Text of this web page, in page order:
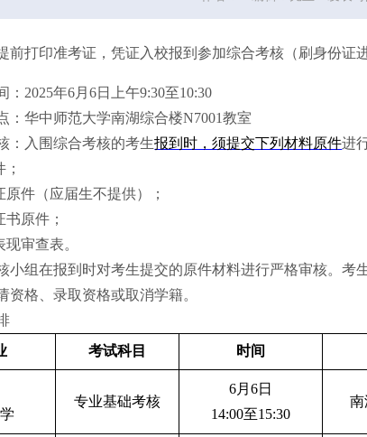
前打印准考证，凭证入校报到参加综合考核 （刷身份证
：2025年6月6日 上午9:30至10:30
：华中师范大学南湖综合楼N7001教室
：入围综合考核的考生报到时，须提交下列材料原件进
原件 （应届生不提供）
；
原件；
现审查表。
小组在报到时对考生提交的原件材料进行严格审核。考
资格、录取资格或取消学籍。
考试科目 时间
专业基础考核
6月6日
14:00至15:30
南